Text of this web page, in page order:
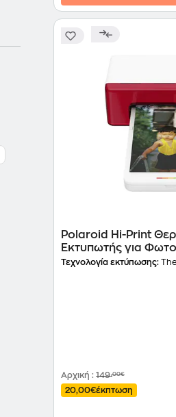
Polaroid Hi-Print
Εκτυπωτής για
Τεχνολογία εκτύπωσης:
Αρχική : 149,00€
20,00€έκπτωση